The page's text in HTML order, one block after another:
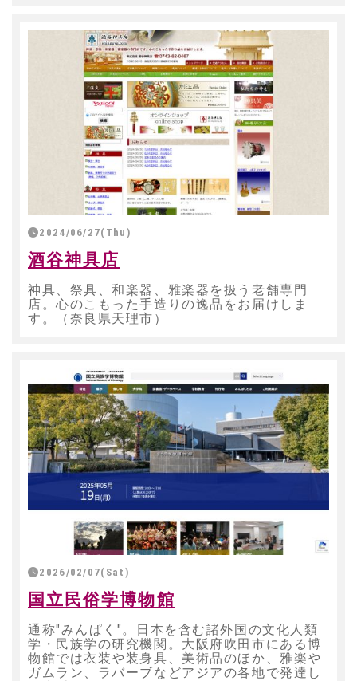
2024/06/27(Thu)
酒谷神具店
神具、祭具、和楽器、雅楽器を扱う老舗専門
店。心のこもった手造りの逸品をお届けしま
す。（奈良県天理市）
2026/02/07(Sat)
国立民俗学博物館
通称"みんぱく"。日本を含む諸外国の文化人類
学・民族学の研究機関。大阪府吹田市にある博
物館では衣装や装身具、美術品のほか、雅楽や
ガムラン、ラバーブなどアジアの各地で発達し